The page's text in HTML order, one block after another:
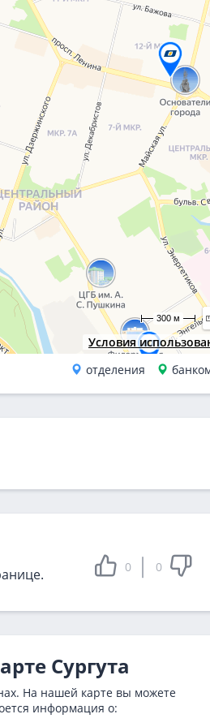
Условия
300 м
отделения
0 0
Сургута
На нашей карте вы можете
информация о: